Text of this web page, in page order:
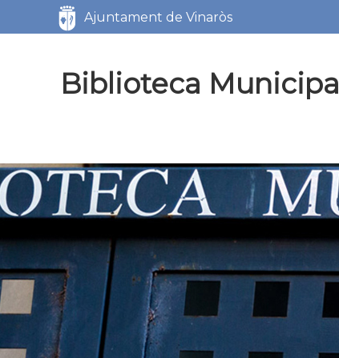
Ajuntament de Vinaròs
Biblioteca Municipal